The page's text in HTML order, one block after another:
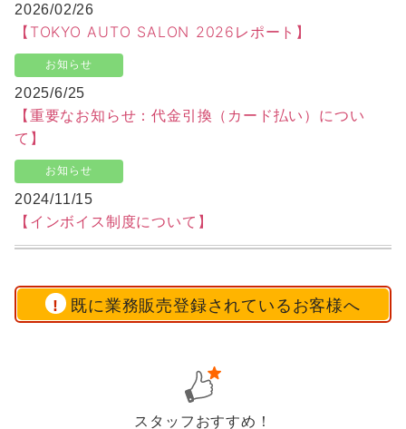
2026/02/26
【TOKYO AUTO SALON 2026レポート】
お知らせ
2025/6/25
【重要なお知らせ：代金引換（カード払い）につい
て】
お知らせ
2024/11/15
【インボイス制度について】
既に業務販売登録されているお客様へ
スタッフおすすめ！